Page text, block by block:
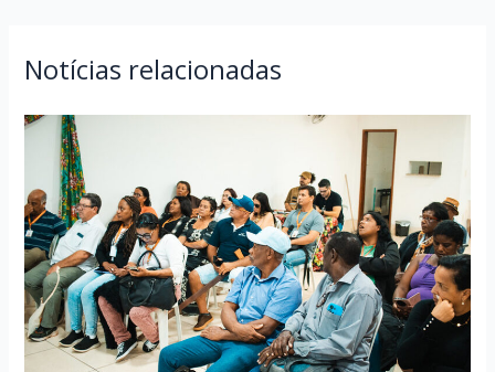
Notícias relacionadas